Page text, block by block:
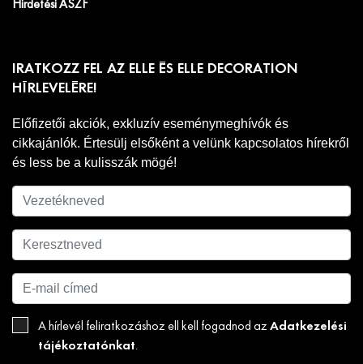
Hirdetési ÁSZF
IRATKOZZ FEL AZ ELLE ÉS ELLE DECORATION
HÍRLEVELÉRE!
Előfizetői akciók, exkluzív eseménymeghívók és
cikkajánlók. Értesülj elsőként a velünk kapcsolatos hírekről
és less be a kulisszák mögé!
A hírlevél feliratkozáshoz ell kell fogadnod az Adatkezelési
tájékoztatónkat.